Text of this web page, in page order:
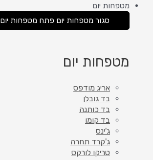
מטפחות יום
סגור מטפחות יום פתח מטפחות יום
מטפחות יום
אריג מודפס
בד גובלן
בד כותנה
בד קומו
ג'ינס
ג'קרד תחרה
טריקו לורקס